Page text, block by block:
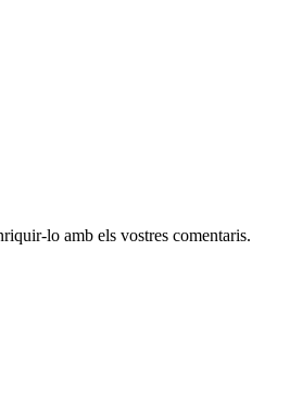
lo amb els vostres comentaris.